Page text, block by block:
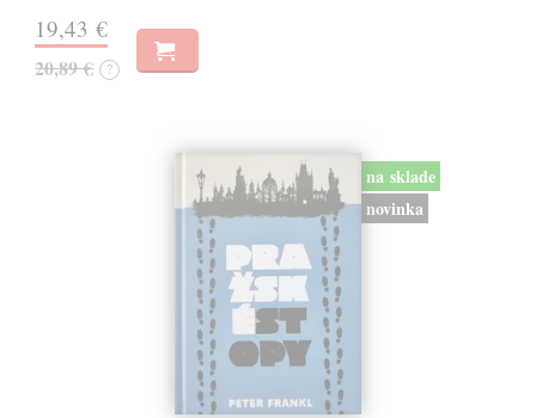
19,43 €
20,89 € ?
na sklade
novinka